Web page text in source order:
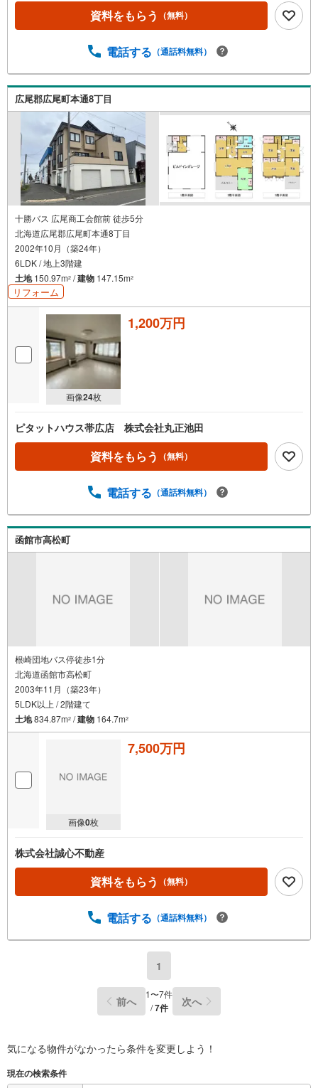
資料をもらう （無料）
電話する （通話料無料）
広尾郡広尾町本通8丁目
十勝バス 広尾商工会館前 徒歩5分
北海道広尾郡広尾町本通8丁目
2002年10月（築24年）
6LDK / 地上3階建
土地150.97m2 /建物 147.15m2
リフォーム
画像24枚
1,200万円
ピタットハウス帯広店 株式会社丸正池田
資料をもらう （無料）
電話する （通話料無料）
函館市高松町
根崎団地バス停徒歩1分
北海道函館市高松町
2003年11月（築23年）
5LDK以上 / 2階建て
土地834.87m2 /建物 164.7m2
画像0枚
7,500万円
株式会社誠心不動産
資料をもらう （無料）
電話する （通話料無料）
1
前へ 1〜7件
/7件 次へ
気になる物件がなかったら条件を変更しよう！
現在の検索条件